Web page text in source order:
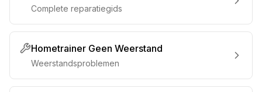
Complete reparatiegids
Hometrainer Geen Weerstand
Weerstandsproblemen